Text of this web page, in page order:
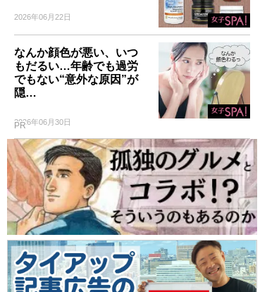
2026年06月22日
なんか顔色が悪い、いつ
もだるい…年齢でも過労
でもない“意外な原因”が
隠…
2026年06月30日
PR